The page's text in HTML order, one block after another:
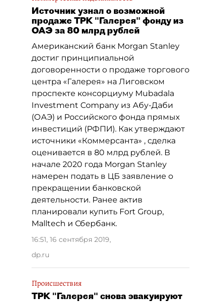
Источник узнал о возможной
продаже ТРК "Галерея" фонду из
ОАЭ за 80 млрд рублей
Американский банк Morgan Stanley
достиг принципиальной
договоренности о продаже торгового
центра «Галерея» на Лиговском
проспекте консорциуму Mubadala
Investment Company из Абу-Даби
(ОАЭ) и Российского фонда прямых
инвестиций (РФПИ). Как утверждают
источники «Коммерсанта» , сделка
оценивается в 80 млрд рублей. В
начале 2020 года Morgan Stanley
намерен подать в ЦБ заявление о
прекращении банковской
деятельности. Ранее актив
планировали купить Fort Group,
Malltech и Сбербанк.
16:51, 16 сентября 2019,
dp.ru
Происшествия
ТРК "Галерея" снова эвакуируют